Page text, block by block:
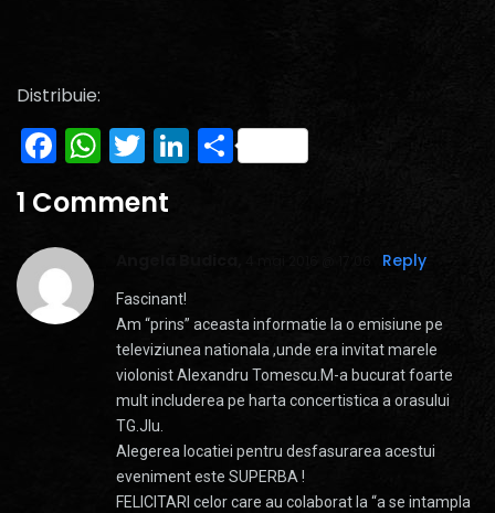
Distribuie:
Facebook
WhatsApp
Twitter
LinkedIn
Partajează
1 Comment
Reply
Fascinant!
Am “prins” aceasta informatie la o emisiune pe
televiziunea nationala ,unde era invitat marele
violonist Alexandru Tomescu.M-a bucurat foarte
mult includerea pe harta concertistica a orasului
TG.JIu.
Alegerea locatiei pentru desfasurarea acestui
eveniment este SUPERBA !
FELICITARI celor care au colaborat la “a se intampla